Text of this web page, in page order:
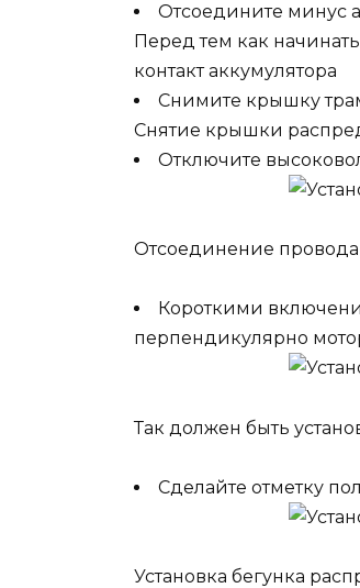
Отсоедините минус
Перед тем как
контакт аккумулятора
Снимите крышку
Снятие крышки
Отключите
Отсоединение провода
Короткими
перпендикулярно
Так должен быть
Сделайте отметку
Установка бегунка